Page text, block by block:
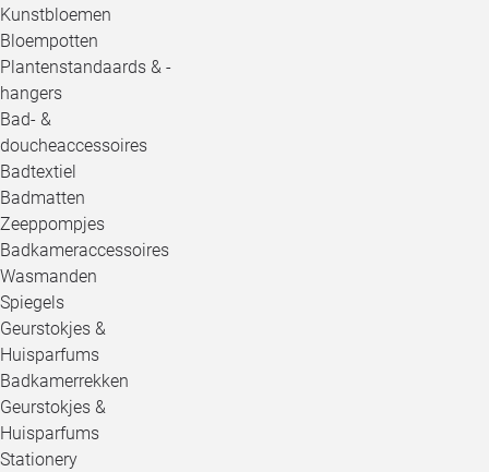
Kunstbloemen
Bloempotten
Plantenstandaards & -
hangers
Bad- &
doucheaccessoires
Badtextiel
Badmatten
Zeeppompjes
Badkameraccessoires
Wasmanden
Spiegels
Geurstokjes &
Huisparfums
Badkamerrekken
Geurstokjes &
Huisparfums
Stationery